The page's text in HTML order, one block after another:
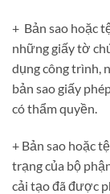
+ Bản sao hoặc
những giấy tờ
dụng công trình,
bản sao giấy
có thẩm quyền.
+ Bản sao hoặc
trạng của bộ
cải tạo đã được